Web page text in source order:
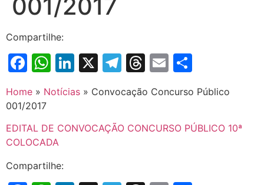
001/2017
Compartilhe:
Facebook
WhatsApp
LinkedIn
X Telegram
Threads
Email
Home » Notícias » Convocação Concurso Público
001/2017
EDITAL DE CONVOCAÇÃO CONCURSO PÚBLICO 10ª
COLOCADA
Compartilhe: